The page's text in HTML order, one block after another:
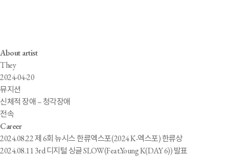
About artist
They
2024-04-20
뮤지션
신체적 장애 – 청각장애
전속
Career
2024.08.22 제 6회 뉴시스 한류엑스포(2024 K-엑스포) 한류상
2024.08.11 3rd 디지털 싱글 SLOW(Feat.Young K(DAY 6)) 발표